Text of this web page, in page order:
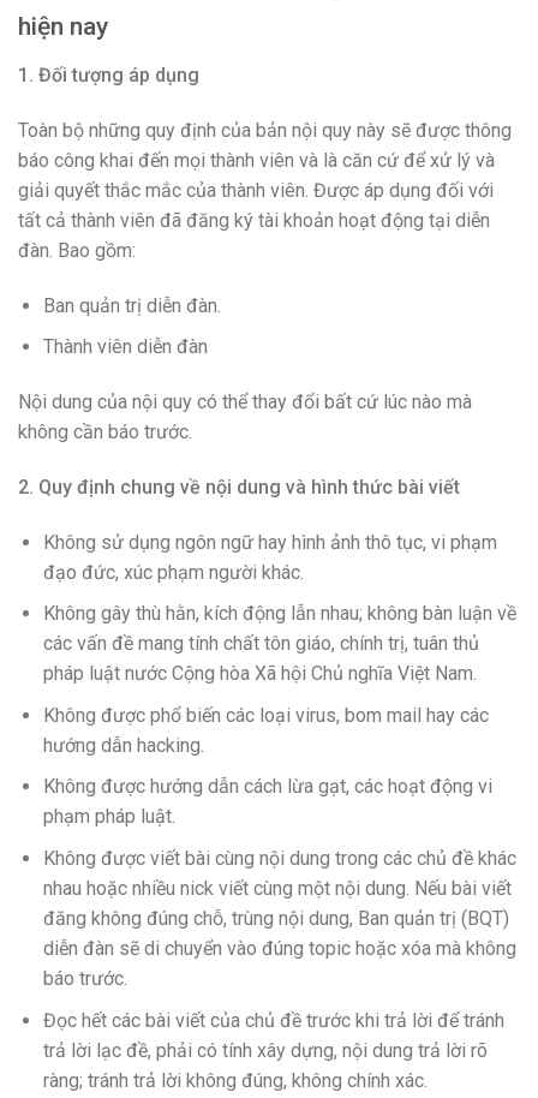
hiện nay
1. Đối tượng áp dụng
Toàn bộ những quy định của bản nội quy này sẽ được thông
báo công khai đến mọi thành viên và là căn cứ để xử lý và
giải quyết thắc mắc của thành viên. Được áp dụng đối với
tất cả thành viên đã đăng ký tài khoản hoạt động tại diễn
đàn. Bao gồm:
Ban quản trị diễn đàn.
Thành viên diễn đàn
Nội dung của nội quy có thể thay đổi bất cứ lúc nào mà
không cần báo trước.
2. Quy định chung về nội dung và hình thức bài viết
Không sử dụng ngôn ngữ hay hình ảnh thô tục, vi phạm
đạo đức, xúc phạm người khác.
Không gây thù hằn, kích động lẫn nhau; không bàn luận về
các vấn đề mang tính chất tôn giáo, chính trị, tuân thủ
pháp luật nước Cộng hòa Xã hội Chủ nghĩa Việt Nam.
Không được phổ biến các loại virus, bom mail hay các
hướng dẫn hacking.
Không được hướng dẫn cách lừa gạt, các hoạt động vi
phạm pháp luật.
Không được viết bài cùng nội dung trong các chủ đề khác
nhau hoặc nhiều nick viết cùng một nội dung. Nếu bài viết
đăng không đúng chỗ, trùng nội dung, Ban quản trị (BQT)
diễn đàn sẽ di chuyển vào đúng topic hoặc xóa mà không
báo trước.
Đọc hết các bài viết của chủ đề trước khi trả lời để tránh
trả lời lạc đề, phải có tính xây dựng, nội dung trả lời rõ
ràng; tránh trả lời không đúng, không chính xác.